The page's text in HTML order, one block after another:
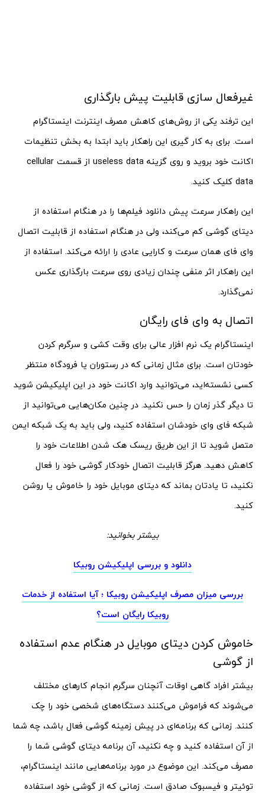
غیرفعال سازی قابلیت پیش بارگذاری
این ترفند یکی از روش‌های کاهش مصرف اینترنت اینستاگرام
است. برای به کار گیری این راهکار باید ابتدا به بخش تنظیمات
اکانت خود بروید و روی گزینه useless data از قسمت cellular
data کلیک کنید.
این راهکار سرعت پیش دانلود فیلم‌ها را در هنگام استفاده از
دیتای گوشی کم می‌کند، ولی در هنگام استفاده از قابلیت اتصال
وای فای همان سرعت و کارایی عادی را ارائه می‌کند. استفاده از
این راهکار اثر منفی چندان زیادی روی سرعت بارگذاری عکس
نمی‌گذارد.
اتصال به وای فای رایگان
اینستاگرام یک نرم افزار عالی برای وقت کشی و سرگرم کردن
خودتان است. برای مثال زمانی که در رستوران یا فرودگاه منتظر
کسی نشسته‌اید، می‌توانید وارد اکانت خود در این اپلیکیشن شوید
تا دیگر گذر زمان را حس نکنید. در چنین مکان‌هایی می‌توانید از
شبکه فای وای خودشان استفاده کنید، ولی باید به یک شبکه ایمن
متصل شوید تا از این طریق ریسک هک شدن اطلاعات خود را
کاهش دهید. هرگز قابلیت اتصال خودکار گوشی خود را فعال
نکنید، تا یادتان بماند که دیتای موبایل خود را خاموش یا روشن
کنید.
بیشتر بخوانید:
دانلود و بررسی اپلیکیشن روبیکا
بررسی میزان مصرف اپلیکیشن روبیکا ؛ آیا استفاده از خدمات
روبیکا رایگان است؟
خاموش کردن دیتای موبایل در هنگام عدم استفاده
از گوشی
بیشتر افراد گاهی اوقات آنچنان سرگرم انجام کارهای مختلف
می‌شوند که فراموش می‌کنند دستگاه‌های شخصی خود را چک
کنند. زمانی که برنامه‌ای در پیش زمینه گوشی فعال باشد، چه شما
از آن استفاده کنید و چه نکنید، آن برنامه دیتای گوشی شما را
مصرف می‌کند. این موضوع در مورد برنامه‌هایی مانند اینستاگرام،
توئیتر و فیسبوک صادق است. زمانی که از گوشی خود استفاده